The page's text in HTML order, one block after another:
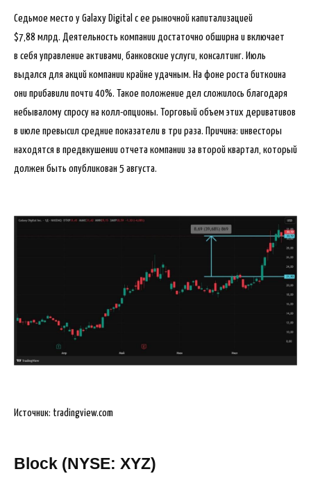
Седьмое место у Galaxy Digital с ее рыночной капитализацией
$7,88 млрд. Деятельность компании достаточно обширна и включает
в себя управление активами, банковские услуги, консалтинг. Июль
выдался для акций компании крайне удачным. На фоне роста биткоина
они прибавили почти 40%. Такое положение дел сложилось благодаря
небывалому спросу на колл-опционы. Торговый объем этих деривативов
в июле превысил средние показатели в три раза. Причина: инвесторы
находятся в предвкушении отчета компании за второй квартал, который
должен быть опубликован 5 августа.
Источник: tradingview.com
Block (NYSE: XYZ)